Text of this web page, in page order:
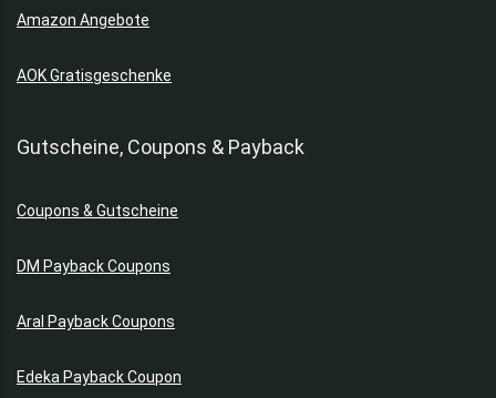
Haartrockner
Haushaltsartikel
Haushaltswaren
Heimtextilien
Herrenschuhe
Amazon Angebote
AOK Gratisgeschenke
Gutscheine, Coupons & Payback
Coupons & Gutscheine
DM Payback Coupons
Aral Payback Coupons
Edeka Payback Coupon